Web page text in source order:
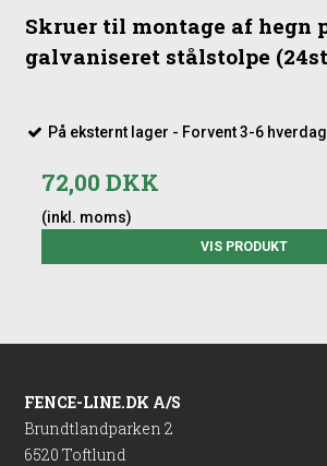
Skruer til montage af hegn
galvaniseret stålstolpe
På eksternt lager - Forvent 3-6
72,00 DKK
(inkl. moms)
VIS PRODUKT
FENCE-LINE.DK A/S
Brundtlandparken 2
6520 Toftlund